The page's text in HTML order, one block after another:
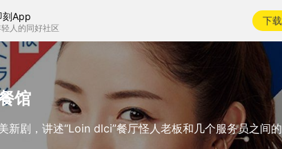
刻App
人的同好社区
下载
馆
新剧，讲述“Loin dlci”餐厅怪人老板和几个服务员之间的